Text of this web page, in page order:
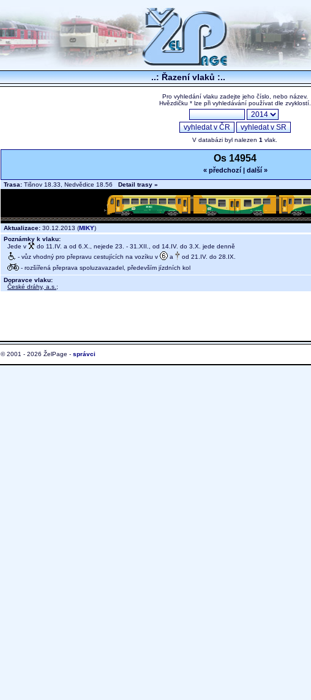
..: Řazení vlaků :..
Pro vyhledání vlaku zadejte jeho číslo, nebo název.
Hvězdičku * lze při vyhledávání používat dle zvyklostí.
V databázi byl nalezen 1 vlak.
Os 14954
« předchozí| další »
Trasa: Tišnov 18.33, Nedvědice 18.56 Detail trasy »
Aktualizace: 30.12.2013 (MIKY)
Poznámky k vlaku:
Jede v
do 11.IV. a od 6.X., nejede 23. - 31.XII., od 14.IV. do 3.X. jede denně
- vůz vhodný pro přepravu cestujících na vozíku v
a
od 21.IV. do 28.IX.
- rozšířená přeprava spoluzavazadel, především jízdních kol
Dopravce vlaku:
České dráhy, a.s. ;
© 2001 - 2026 ŽelPage - správci